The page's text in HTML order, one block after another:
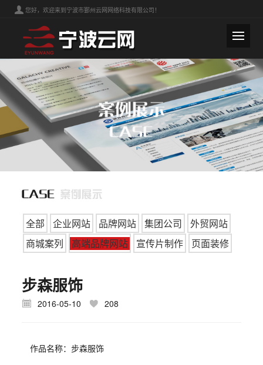
您好，欢迎来到宁波市鄞州云网网络科技有限公司！
全部 企业网站 品牌网站 集团公司
外贸网站
商城案列
高端品牌网站 宣传片制作 页面装修
步森服饰
2016-05-10 208
作品名称：步森服饰